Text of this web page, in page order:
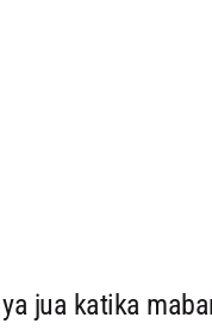
jua katika